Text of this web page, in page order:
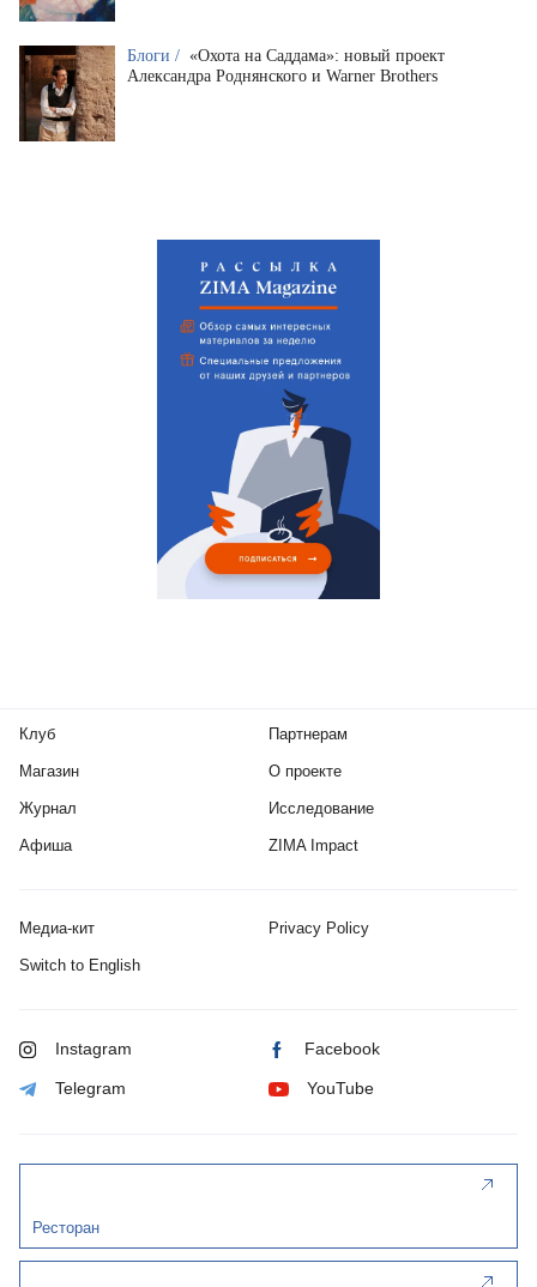
Блоги / «Охота на Саддама»: новый проект
Александра Роднянского и Warner Brothers
Клуб
Магазин
Журнал
Афиша
Партнерам
О проекте
Исследование
ZIMA Impact
Медиа-кит Privacy Policy
Switch to English
Instagram Facebook
Telegram YouTube
Ресторан